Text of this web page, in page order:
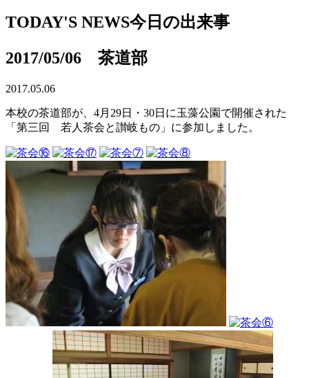
TODAY'S NEWS今日の出来事
2017/05/06 茶道部
2017.05.06
本校の茶道部が、4月29日・30日に玉藻公園で開催された
「第三回 若人茶会と讃岐もの」に参加しました。